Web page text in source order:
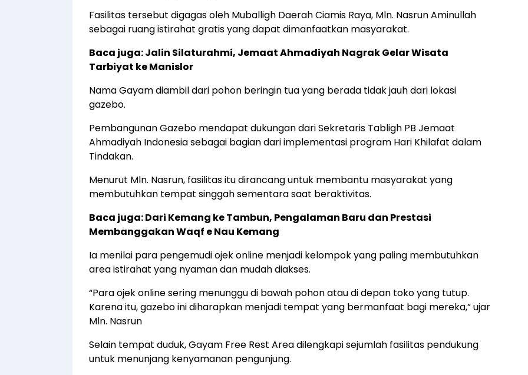
Fasilitas tersebut digagas oleh Muballigh Daerah Ciamis Raya, Mln. Nasrun Aminullah
sebagai ruang istirahat gratis yang dapat dimanfaatkan masyarakat.
Baca juga:Jalin Silaturahmi, Jemaat Ahmadiyah Nagrak Gelar Wisata
Tarbiyat ke Manislor
Nama Gayam diambil dari pohon beringin tua yang berada tidak jauh dari lokasi
gazebo.
Pembangunan Gazebo mendapat dukungan dari Sekretaris Tabligh PB Jemaat
Ahmadiyah Indonesia sebagai bagian dari implementasi program Hari Khilafat dalam
Tindakan.
Menurut Mln. Nasrun, fasilitas itu dirancang untuk membantu masyarakat yang
membutuhkan tempat singgah sementara saat beraktivitas.
Baca juga:Dari Kemang ke Tambun, Pengalaman Baru dan Prestasi
Membanggakan Waqf e Nau Kemang
Ia menilai para pengemudi ojek online menjadi kelompok yang paling membutuhkan
area istirahat yang nyaman dan mudah diakses.
“Para ojek online sering menunggu di bawah pohon atau di depan toko yang tutup.
Karena itu, gazebo ini diharapkan menjadi tempat yang bermanfaat bagi mereka,” ujar
Mln. Nasrun
Selain tempat duduk, Gayam Free Rest Area dilengkapi sejumlah fasilitas pendukung
untuk menunjang kenyamanan pengunjung.